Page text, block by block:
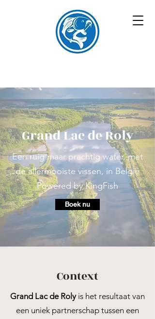
Grand Lac de Roly
Een ruig maar prachtig water, met
de allermooiste vissen, in België
Powered by KingFish
Boek nu
Context
Grand Lac de Rolyis het resultaat van
een uniek partnerschap tussen een